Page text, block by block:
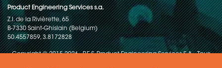
Product Engineering Services s.a.
Z.I. de la Rivièrette, 65
B-7330 Saint-Ghislain (Belgium)
50.4557859, 3.8172828
Copyright © 2015-2026 - P.E.S. Product Engineering Services S.A. - Tous